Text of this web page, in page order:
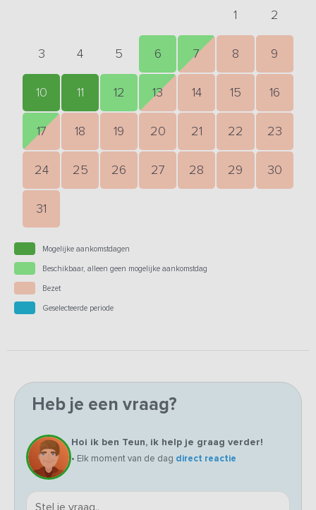
1 2
3 4 5 6 7 8 9
10 11 12 13 14 15 16
17 18 19 20 21 22 23
24 25 26 27 28 29 30
31
Mogelijke aankomstdagen
Beschikbaar, alleen geen mogelijke aankomstdag
Bezet
Geselecteerde periode
Heb je een vraag?
Hoi ik ben Teun, ik help je graag verder!
• Elk moment van de dag direct reactie